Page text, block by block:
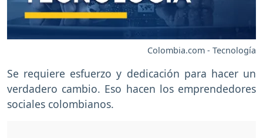
Colombia.com - Tecnología
Se requiere esfuerzo y dedicación para hacer un
verdadero cambio. Eso hacen los emprendedores
sociales colombianos.